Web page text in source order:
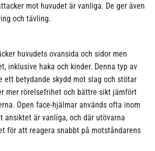
mot huvudet är vanliga. De ger även
och tävling.
huvudets ovansida och sidor men
inklusive haka och kinder. Denna typ av
ett betydande skydd mot slag och stötar
mer rörelsefrihet och bättre sikt jämfört
Open face-hjälmar används ofta inom
ansiktet är vanliga, och där utövarna
för att reagera snabbt på motståndarens